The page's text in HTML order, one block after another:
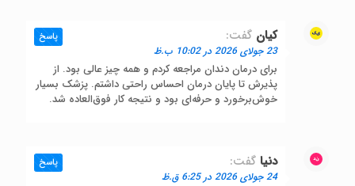
کیان گفت:
23 جولای 2026 در 10:02 ب.ظ
برای درمان دندان مراجعه کردم و همه چیز عالی بود. از
پذیرش تا پایان درمان احساس راحتی داشتم. پزشک بسیار
خوش‌برخورد و حرفه‌ای بود و نتیجه کار فوق‌العاده شد.
پاسخ
دنیا گفت:
24 جولای 2026 در 6:25 ق.ظ
پاسخ